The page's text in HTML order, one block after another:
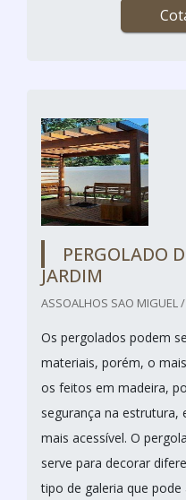
PERGOLADO
JARDIM
ASSOALHOS SAO MIGUEL
Os pergolados podem
materiais, porém, o
os feitos em madeira,
segurança na
mais acessível. O
serve para decorar
tipo de galeria que